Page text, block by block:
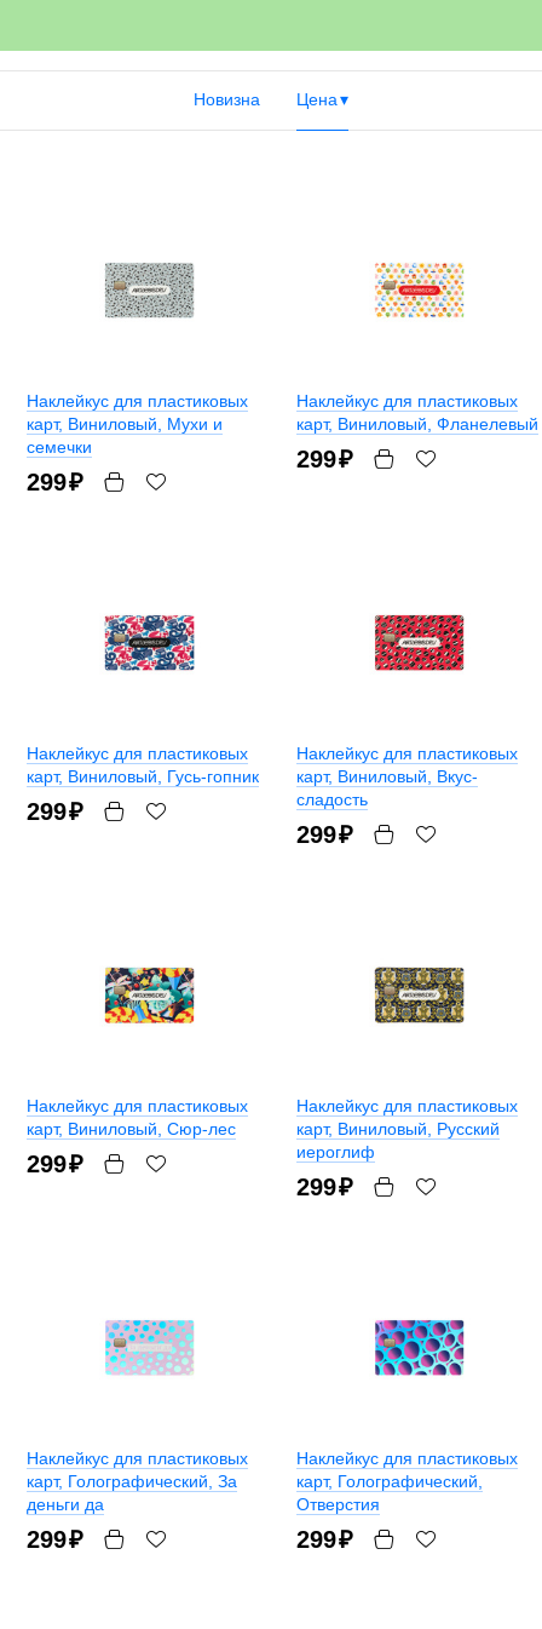
Новизна Цена
Наклейкус для пластиковых
карт, Виниловый, Мухи и
семечки
299₽
Наклейкус для пластиковых
карт, Виниловый, Фланелевый
299₽
Наклейкус для пластиковых
карт, Виниловый, Гусь-гопник
299₽
Наклейкус для пластиковых
карт, Виниловый, Вкус-
сладость
299₽
Наклейкус для пластиковых
карт, Виниловый, Сюр-лес
299₽
Наклейкус для пластиковых
карт, Виниловый, Русский
иероглиф
299₽
Наклейкус для пластиковых
карт, Голографический, За
деньги да
299₽
Наклейкус для пластиковых
карт, Голографический,
Отверстия
299₽